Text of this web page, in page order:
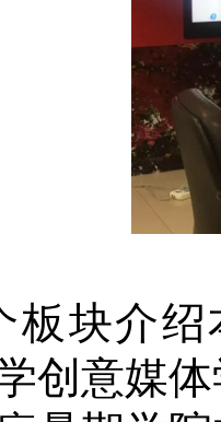
板块介
创意媒